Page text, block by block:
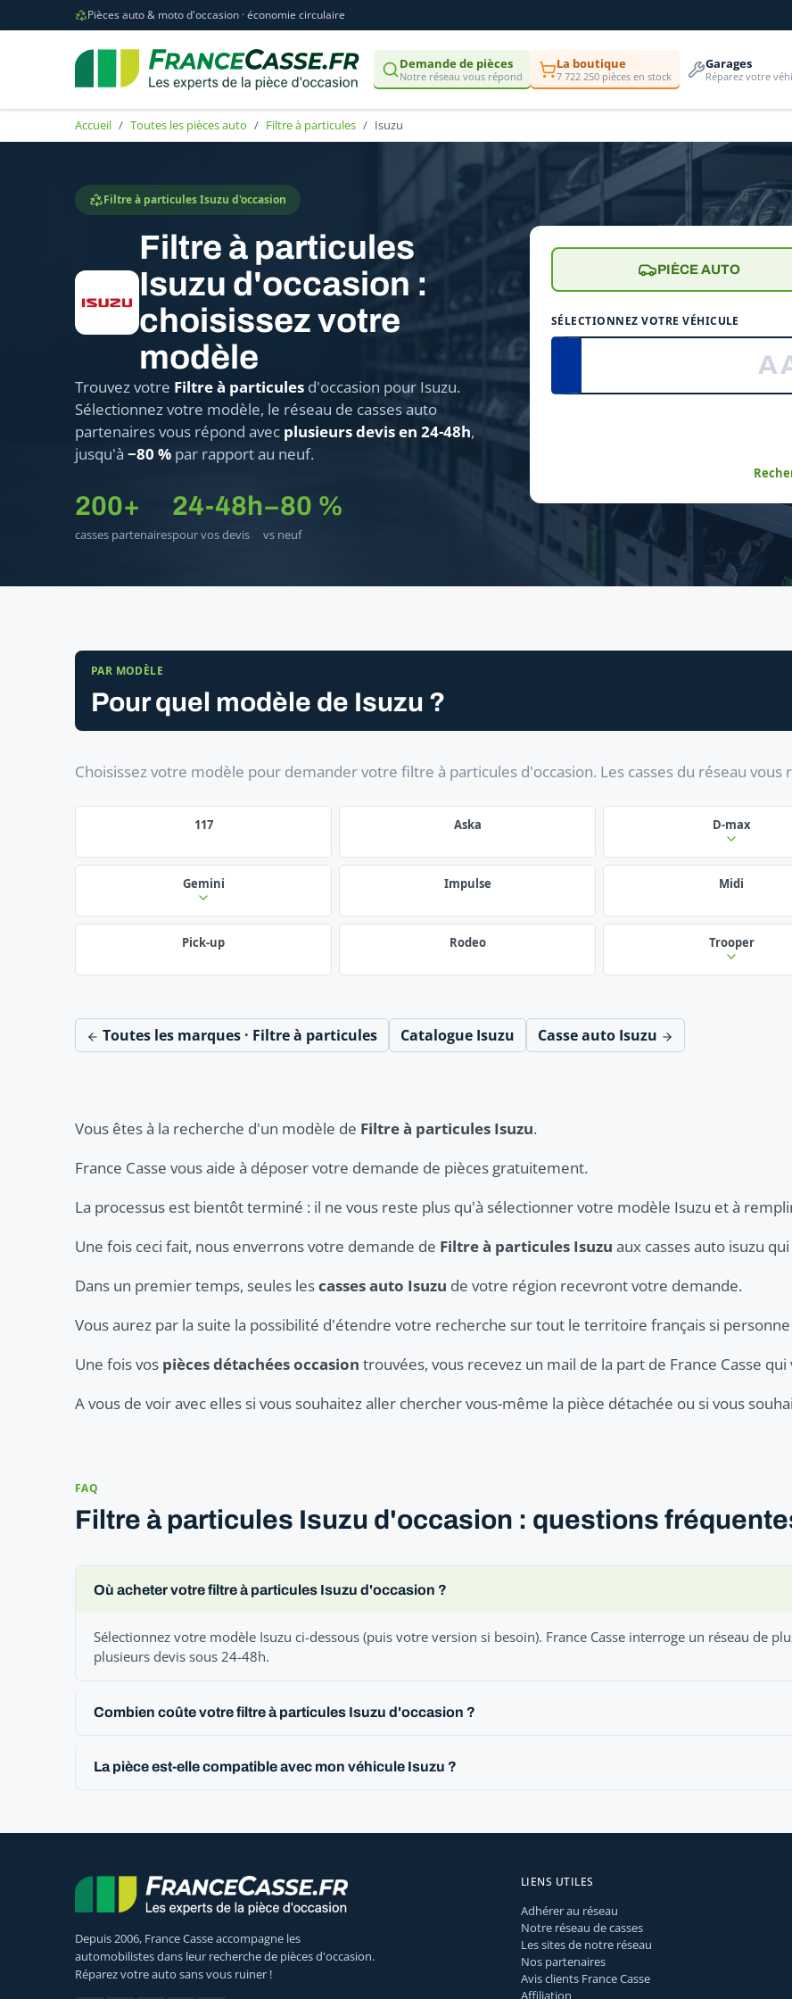
Pièces auto & moto d'occasion · économie circulaire
Demande de pièces
Notre réseau vous répond
La boutique
7 722 250 pièces en stock
Garages
Réparez votre
Accueil Toutes les pièces auto Filtre à particules Isuzu
Filtre à particules Isuzu d'occasion
Filtre à particules
Isuzu d'occasion :
choisissez votre
modèle
Trouvez votre Filtre à particules d'occasion pour Isuzu.
Sélectionnez votre modèle, le réseau de casses auto
partenaires vous répond avec plusieurs devis en 24-48h,
jusqu'à −80 % par rapport au neuf.
200+
casses partenaires
24-48h
pour vos devis
−80 %
vs neuf
PIÈCE AUTO
SÉLECTIONNEZ VOTRE VÉHICULE
PAR MODÈLE
Pour quel modèle de Isuzu ?
Choisissez votre modèle pour demander votre filtre à particules d'occasion. Les casses du réseau vous
117 Aska D-max
Gemini Impulse Midi
Pick-up Rodeo Trooper
Toutes les marques · Filtre à particules Catalogue Isuzu Casse auto Isuzu
Vous êtes à la recherche d'un modèle de Filtre à particules Isuzu.
France Casse vous aide à déposer votre demande de pièces gratuitement.
La processus est bientôt terminé : il ne vous reste plus qu'à sélectionner votre modèle Isuzu et à
Une fois ceci fait, nous enverrons votre demande de Filtre à particules Isuzu aux casses auto isuzu
Dans un premier temps, seules lescasses auto Isuzu de votre région recevront votre demande.
Vous aurez par la suite la possibilité d'étendre votre recherche sur tout le territoire français si
Une fois vos pièces détachées occasion trouvées, vous recevez un mail de la part de France Casse
A vous de voir avec elles si vous souhaitez aller chercher vous-même la pièce détachée ou si vous
FAQ
Filtre à particules Isuzu d'occasion : questions
Où acheter votre filtre à particules Isuzu d'occasion ?
Sélectionnez votre modèle Isuzu ci-dessous (puis votre version si besoin). France Casse interroge un réseau de
plusieurs devis sous 24-48h.
Combien coûte votre filtre à particules Isuzu d'occasion ?
La pièce est-elle compatible avec mon véhicule Isuzu ?
Depuis 2006, France Casse accompagne les
automobilistes dans leur recherche de pièces d'occasion.
Réparez votre auto sans vous ruiner !
LIENS UTILES
Adhérer au réseau
Notre réseau de casses
Les sites de notre réseau
Nos partenaires
Avis clients France Casse
Affiliation